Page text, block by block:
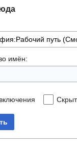
имён: